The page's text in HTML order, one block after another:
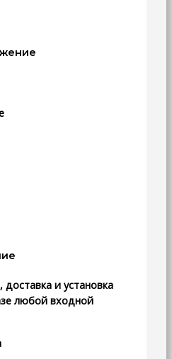
и установка
любой входной